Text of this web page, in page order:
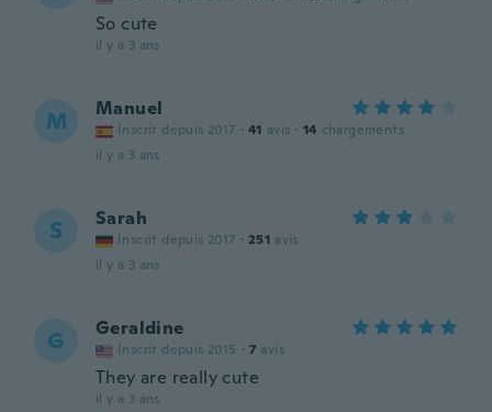
So cute
il y a 3 ans
M Manuel
Inscrit depuis 2017 · 41 avis · 14 chargements
il y a 3 ans
S Sarah
Inscrit depuis 2017 · 251 avis
il y a 3 ans
G Geraldine
Inscrit depuis 2015 · 7 avis
They are really cute
il y a 3 ans